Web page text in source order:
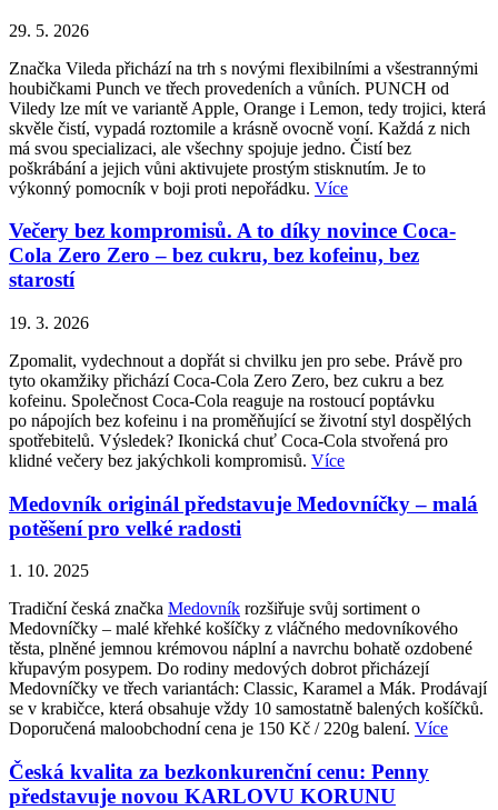
29. 5. 2026
Značka Vileda přichází na trh s novými flexibilními a všestrannými
houbičkami Punch ve třech provedeních a vůních. PUNCH od
Viledy lze mít ve variantě Apple, Orange i Lemon, tedy trojici, která
skvěle čistí, vypadá roztomile a krásně ovocně voní. Každá z nich
má svou specializaci, ale všechny spojuje jedno. Čistí bez
poškrábání a jejich vůni aktivujete prostým stisknutím. Je to
výkonný pomocník v boji proti nepořádku. Více
Večery bez kompromisů. A to díky novince Coca-
Cola Zero Zero – bez cukru, bez kofeinu, bez
starostí
19. 3. 2026
Zpomalit, vydechnout a dopřát si chvilku jen pro sebe. Právě pro
tyto okamžiky přichází Coca-Cola Zero Zero, bez cukru a bez
kofeinu. Společnost Coca-Cola reaguje na rostoucí poptávku
po nápojích bez kofeinu i na proměňující se životní styl dospělých
spotřebitelů. Výsledek? Ikonická chuť Coca-Cola stvořená pro
klidné večery bez jakýchkoli kompromisů. Více
Medovník originál představuje Medovníčky – malá
potěšení pro velké radosti
1. 10. 2025
Tradiční česká značka Medovník rozšiřuje svůj sortiment o
Medovníčky – malé křehké košíčky z vláčného medovníkového
těsta, plněné jemnou krémovou náplní a navrchu bohatě ozdobené
křupavým posypem. Do rodiny medových dobrot přicházejí
Medovníčky ve třech variantách: Classic, Karamel a Mák. Prodávají
se v krabičce, která obsahuje vždy 10 samostatně balených košíčků.
Doporučená maloobchodní cena je 150 Kč / 220g balení. Více
Česká kvalita za bezkonkurenční cenu: Penny
představuje novou KARLOVU KORUNU